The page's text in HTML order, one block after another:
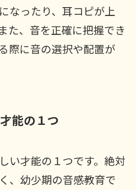
なったり、耳コピが上
た、音を正確に把握でき
際に音の選択や配置が
能の１つ
い才能の１つです。絶対
、幼少期の音感教育で